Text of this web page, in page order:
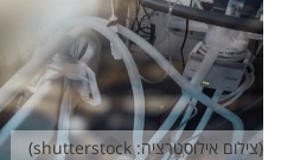
(צילום אילוסטרציה: shutterstock)